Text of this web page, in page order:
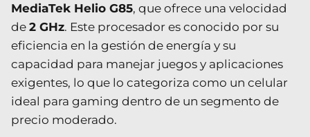
MediaTek Helio G85, que ofrece una velocidad
de 2 GHz. Este procesador es conocido por su
eficiencia en la gestión de energía y su
capacidad para manejar juegos y aplicaciones
exigentes, lo que lo categoriza como un celular
ideal para gaming dentro de un segmento de
precio moderado.